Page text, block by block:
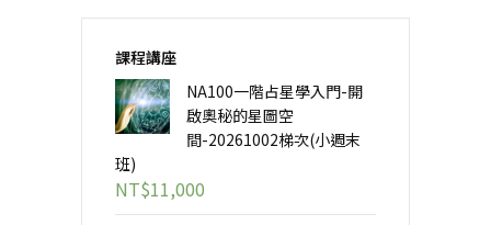
課程講座
NA100一階占星學入門-開
啟奧秘的星圖空
間-20261002梯次(小週末
班)
NT$11,000